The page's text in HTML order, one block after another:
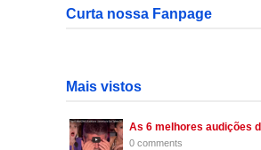
Curta nossa Fanpage
Mais vistos
As 6 melhores audições
0 comments